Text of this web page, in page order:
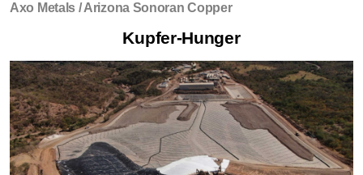
Axo Metals / Arizona Sonoran Copper
Kupfer-Hunger